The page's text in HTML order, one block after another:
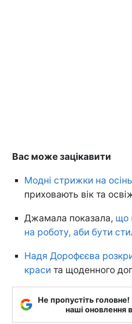
Вас може зацікавити
Модні стрижки на
приховають вік та
Джамала показала, що
на роботу, аби бути
Надя Дорофєєва
краси та щоденного
Не пропустіть
наші оновлення